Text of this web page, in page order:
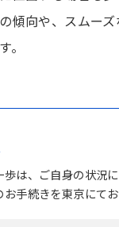
傾向や、スムー
は、ご自身の状況
手続きを東京にてお